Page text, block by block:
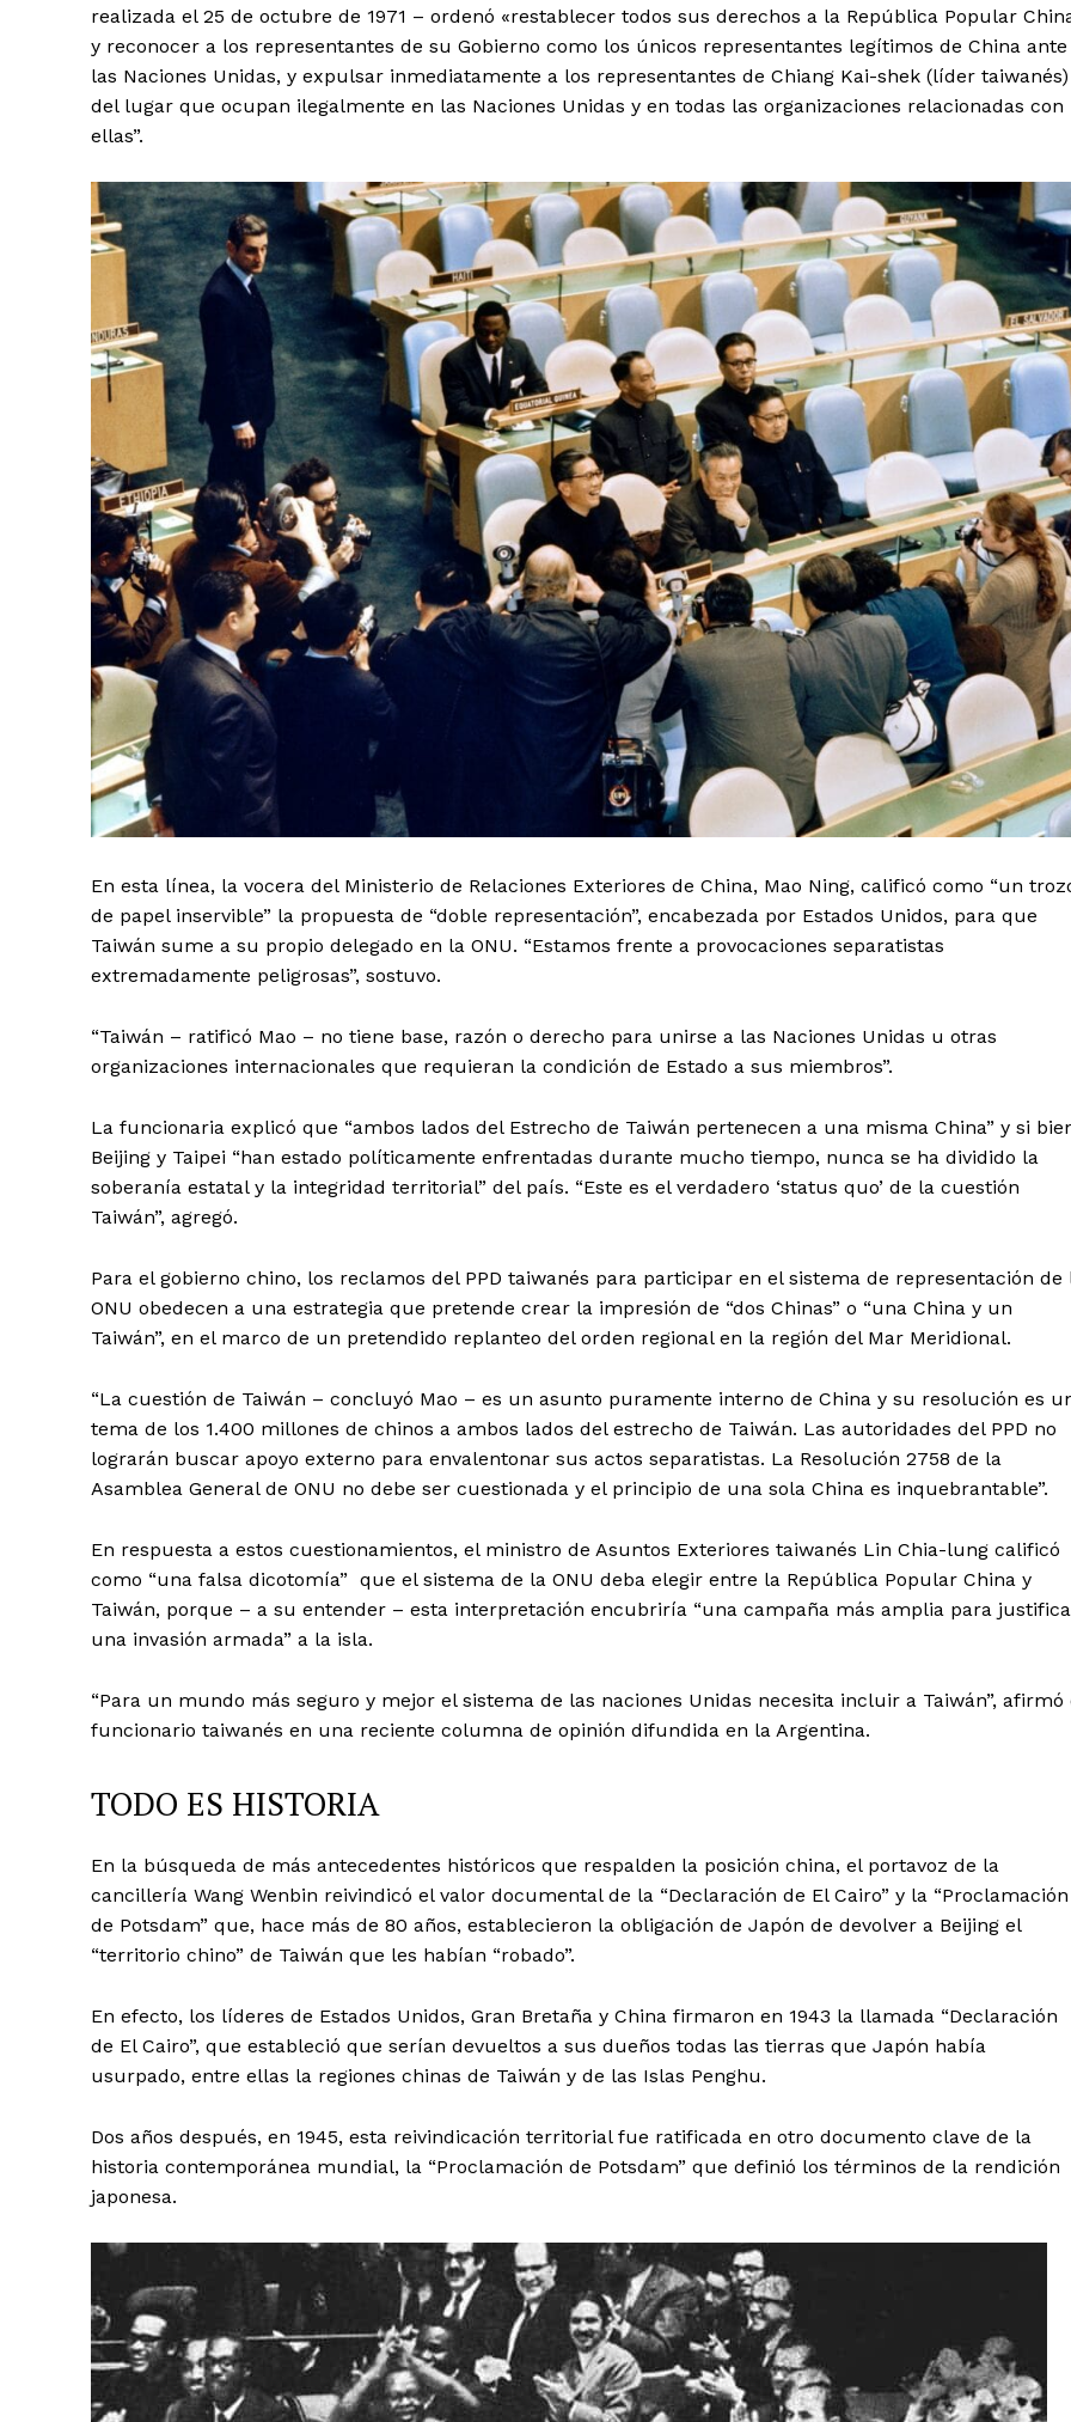
realizada el 25 de octubre de 1971 – ordenó «restablecer todos sus derechos a la República Popular
y reconocer a los representantes de su Gobierno como los únicos representantes legítimos de China ante
las Naciones Unidas, y expulsar inmediatamente a los representantes de Chiang Kai-shek (líder taiwanés)
del lugar que ocupan ilegalmente en las Naciones Unidas y en todas las organizaciones relacionadas con
ellas”.
En esta línea, la vocera del Ministerio de Relaciones Exteriores de China, Mao Ning, calificó como “un
de papel inservible” la propuesta de “doble representación”, encabezada por Estados Unidos, para que
Taiwán sume a su propio delegado en la ONU. “Estamos frente a provocaciones separatistas
extremadamente peligrosas”, sostuvo.
“Taiwán – ratificó Mao – no tiene base, razón o derecho para unirse a las Naciones Unidas u otras
organizaciones internacionales que requieran la condición de Estado a sus miembros”.
La funcionaria explicó que “ambos lados del Estrecho de Taiwán pertenecen a una misma China” y si
Beijing y Taipei “han estado políticamente enfrentadas durante mucho tiempo, nunca se ha dividido la
soberanía estatal y la integridad territorial” del país. “Este es el verdadero ‘status quo’ de la cuestión
Taiwán”, agregó.
Para el gobierno chino, los reclamos del PPD taiwanés para participar en el sistema de representación de
ONU obedecen a una estrategia que pretende crear la impresión de “dos Chinas” o “una China y un
Taiwán”, en el marco de un pretendido replanteo del orden regional en la región del Mar Meridional.
“La cuestión de Taiwán – concluyó Mao – es un asunto puramente interno de China y su resolución es
tema de los 1.400 millones de chinos a ambos lados del estrecho de Taiwán. Las autoridades del PPD no
lograrán buscar apoyo externo para envalentonar sus actos separatistas. La Resolución 2758 de la
Asamblea General de ONU no debe ser cuestionada y el principio de una sola China es inquebrantable”.
En respuesta a estos cuestionamientos, el ministro de Asuntos Exteriores taiwanés Lin Chia-lung calificó
como “una falsa dicotomía” que el sistema de la ONU deba elegir entre la República Popular China y
Taiwán, porque – a su entender – esta interpretación encubriría “una campaña más amplia para
una invasión armada” a la isla.
“Para un mundo más seguro y mejor el sistema de las naciones Unidas necesita incluir a Taiwán”, afirmó
funcionario taiwanés en una reciente columna de opinión difundida en la Argentina.
TODO ES HISTORIA
En la búsqueda de más antecedentes históricos que respalden la posición china, el portavoz de la
cancillería Wang Wenbin reivindicó el valor documental de la “Declaración de El Cairo” y la “Proclamación
de Potsdam” que, hace más de 80 años, establecieron la obligación de Japón de devolver a Beijing el
“territorio chino” de Taiwán que les habían “robado”.
En efecto, los líderes de Estados Unidos, Gran Bretaña y China firmaron en 1943 la llamada “Declaración
de El Cairo”, que estableció que serían devueltos a sus dueños todas las tierras que Japón había
usurpado, entre ellas la regiones chinas de Taiwán y de las Islas Penghu.
Dos años después, en 1945, esta reivindicación territorial fue ratificada en otro documento clave de la
historia contemporánea mundial, la “Proclamación de Potsdam” que definió los términos de la rendición
japonesa.